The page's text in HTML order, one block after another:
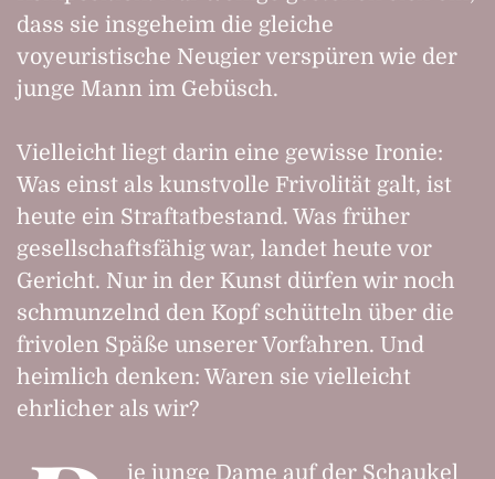
dass sie insgeheim die gleiche
voyeuristische Neugier verspüren wie der
junge Mann im Gebüsch.
Vielleicht liegt darin eine gewisse Ironie:
Was einst als kunstvolle Frivolität galt, ist
heute ein Straftatbestand. Was früher
gesellschaftsfähig war, landet heute vor
Gericht. Nur in der Kunst dürfen wir noch
schmunzelnd den Kopf schütteln über die
frivolen Späße unserer Vorfahren. Und
heimlich denken: Waren sie vielleicht
ehrlicher als wir?
ie junge Dame auf der Schaukel